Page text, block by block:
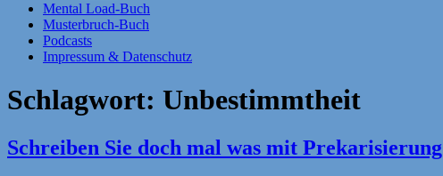
Mental Load-Buch
Musterbruch-Buch
Podcasts
Impressum & Datenschutz
Schlagwort: Unbestimmtheit
Schreiben Sie doch mal was mit Prekarisierung